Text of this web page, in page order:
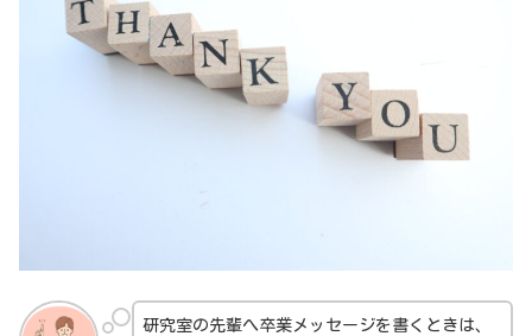
研究室の先輩へ卒業メッセージを書くときは、